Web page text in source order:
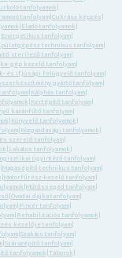
tanfolyamok
tanfolyam| Cukrász képzés
Eladó tanfolyamok
Energetikus tanfolyam
technikus tanfolyam
sterilező tanfolyam
gép kezelő tanfolyam
és ifjúsági felügyelő tanfolyam|
gyártó tanfolyam|
Kályhás tanfolyam
Kertépítő tanfolyam|
kazánfűtő tanfolyam|
Könyvelő tanfolyamok
| Közgazdasági tanfolyamok
szerelő tanfolyam|
Lakatos tanfolyamok
ügyintéző tanfolyam|
Magasépítő technikus tanfolyam|
Motorfűrész-kezelő tanfolyam|
Műtőssegéd tanfolyam
Óvodai dajka tanfolyam|
| Pincér tanfolyam|
| Rehabilitációs tanfolyamok
kezelője tanfolyam
Szakács tanfolyam
| Szárazépítő tanfolyam|
tanfolyamok Táborok